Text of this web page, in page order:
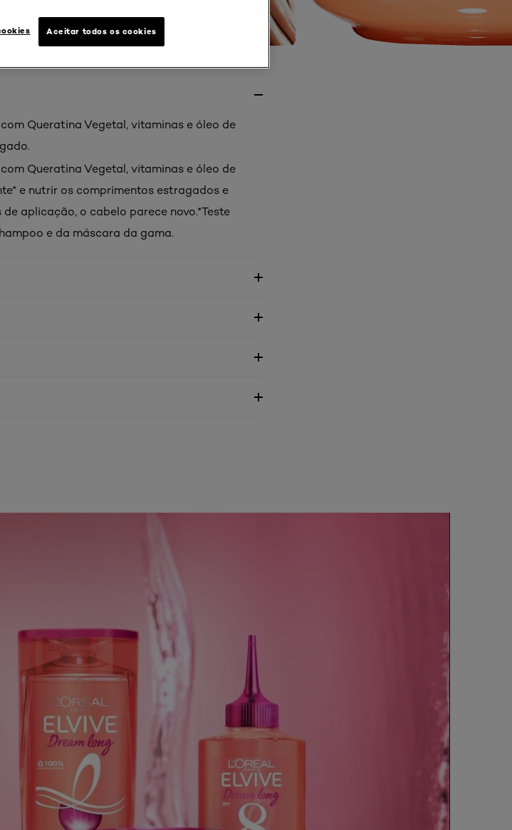
Queratina Vegetal,​ vitaminas e óleo de
Queratina Vegetal, vitaminas e óleo de
e nutrir os comprimentos estragados e
aplicação, o cabelo parece novo.*Teste
e da máscara da gama.
Aceitar todos os cookies